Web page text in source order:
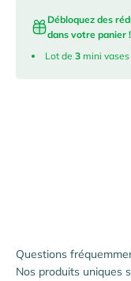
Débloquez des
dans votre panier !
Lot de 3 mini vases
Questions
Nos produits uniques